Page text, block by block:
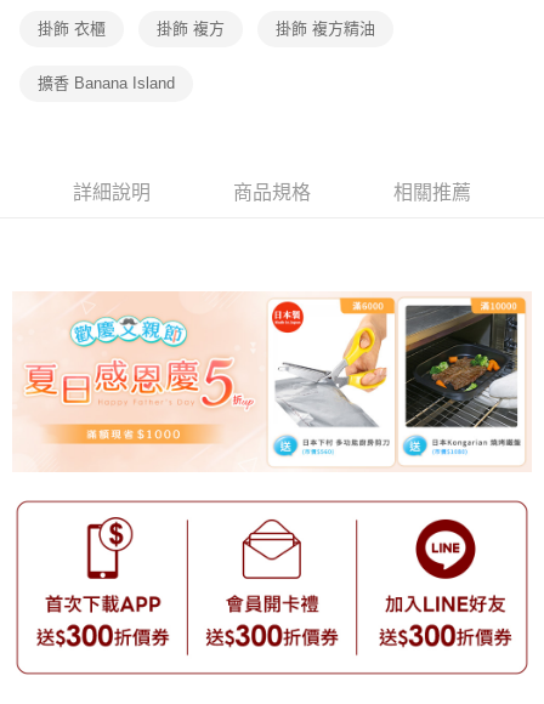
掛飾 衣櫃 掛飾 複方 掛飾 複方精油
擴香 Banana Island
詳細說明 商品規格 相關推薦